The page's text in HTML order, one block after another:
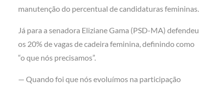
manutenção do percentual de candidaturas femininas.
Já para a senadora Eliziane Gama (PSD-MA) defendeu
os 20% de vagas de cadeira feminina, definindo como
“o que nós precisamos”.
— Quando foi que nós evoluímos na participação